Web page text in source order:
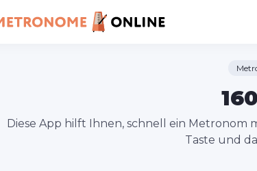
Diese App hilft Ihnen, schnell ein Metronom
Taste und